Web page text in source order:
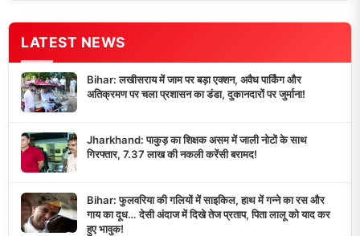
LATEST NEWS
Bihar: लखीसराय में जाम पर बड़ा एक्शन, अवैध पार्किंग और
अतिक्रमण पर चला प्रशासन का डंडा, दुकानदारों पर जुर्माना!
Jharkhand: पाकुड़ का शिक्षक असम में जाली नोटों के साथ
गिरफ्तार, 7.37 लाख की नकली करेंसी बरामद!
Bihar: फुलवरिया की गलियों में साइकिल, हाथ में गन्ने का रस और
गाय का दूध… देसी अंदाज में दिखे तेज प्रताप, पिता लालू को याद कर
हुए भावुक!